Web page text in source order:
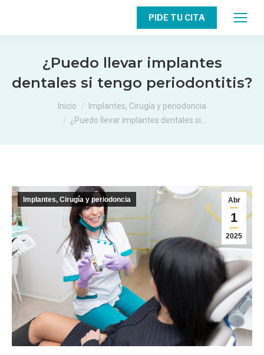
PIDE TU CITA
¿Puedo llevar implantes
dentales si tengo periodontitis?
Estás aquí:Inicio
Implantes, Cirugía y periodoncia
¿Puedo llevar implantes dentales si…
Abr
1
2025
Implantes, Cirugía y periodoncia